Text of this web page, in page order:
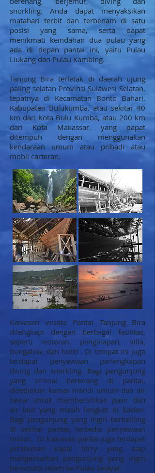
snorkling. Anda dapat menyaksikan
matahari terbit dan terbenam di satu
posisi yang sama, serta dapat
menikmati keindahan dua pulau yang
ada di depan pantai ini, yaitu Pulau
Liukang dan Pulau Kambing.
Tanjung Bira terletak di daerah ujung
paling selatan Provinsi Sulawesi Selatan,
tepatnya di Kecamatan Bonto Bahari,
Kabupaten Bulukumba. atau sekitar 40
km dari Kota Bulu Kumba, atau 200 km
dari Kota Makassar. yang dapat
ditempuh dengan menggunakan
kendaraan umum atau pribadi atau
mobil carteran.
Kawasan wisata Pantai Tanjung Bira
dilengkapi dengan berbagai fasilitas,
seperti restoran, penginapan, villa,
bungalow, dan hotel . Di tempat ini juga
terdapat penyewaan perlengkapan
diving dan snorkling. Bagi pengunjung
yang selesai berenang di pantai,
disediakan kamar mandi umum dan air
tawar untuk membersihkan pasir dan
air laut yang masih lengket di badan.
Bagi pengunjung yang ingin berkeliling
di sekitar pantai, tersedia penyewaan
motor. Di kawasan pantai juga terdapat
pelabuhan kapal ferry yang siap
mengantarkan pengunjung yang ingin
berwisata selam ke Pulau Selayar.